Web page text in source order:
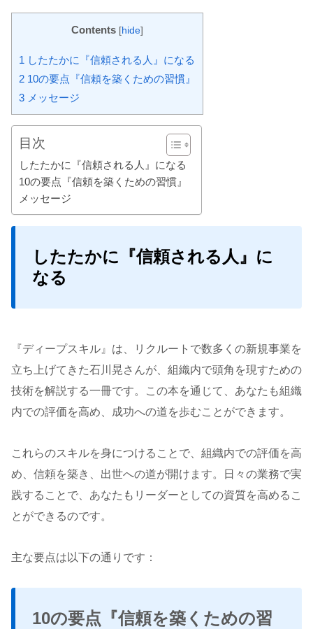
Contents [hide]
1 したたかに『信頼される人』になる
2 10の要点『信頼を築くための習慣』
3 メッセージ
目次
したたかに『信頼される人』になる
10の要点『信頼を築くための習慣』
メッセージ
したたかに『信頼される人』に
なる
『ディープスキル』は、リクルートで数多くの新規事業を
立ち上げてきた石川晃さんが、組織内で頭角を現すための
技術を解説する一冊です。この本を通じて、あなたも組織
内での評価を高め、成功への道を歩むことができます。
これらのスキルを身につけることで、組織内での評価を高
め、信頼を築き、出世への道が開けます。日々の業務で実
践することで、あなたもリーダーとしての資質を高めるこ
とができるのです。
主な要点は以下の通りです：
10の要点『信頼を築くための習